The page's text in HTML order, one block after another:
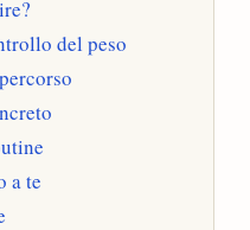
del peso
a te